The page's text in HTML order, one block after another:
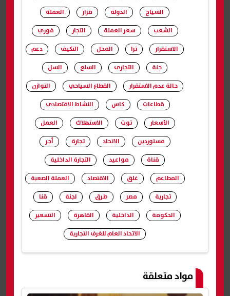
السياح
الدولة قرار
العملة
الشعب
سعر العملة التجار
فوري
الاستقرار
ترا المحل التكيف
دعم
جنة
التجارى السلع
السل
حالة عدم الاستقرار
القطاع السياحي
التوازن
قطاعات
كاس
النشاط الاقتصادي
الأسعار
توت الاستهلاك
العمل
مستوردين
الاتحاد تجارة
أجر
قناة
مواعيد
التجارة الداخلية
المطاعم
غلق الاقتصاد
العملة الصعبة
تجارية
مصر طرق لجنة
قنا
الحكومة
الداخلية القاهرة
التسعير
الاتحاد العام للغرف التجارية
مواد متعلقة